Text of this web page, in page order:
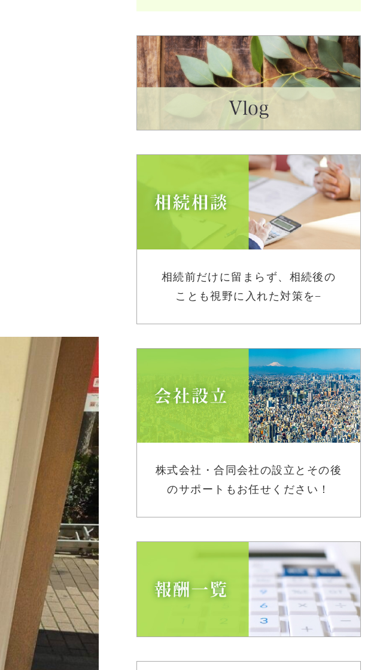
相続前だけに留まらず、相続後の
ことも視野に入れた対策を−
株式会社・合同会社の設立とその後
のサポートもお任せください！